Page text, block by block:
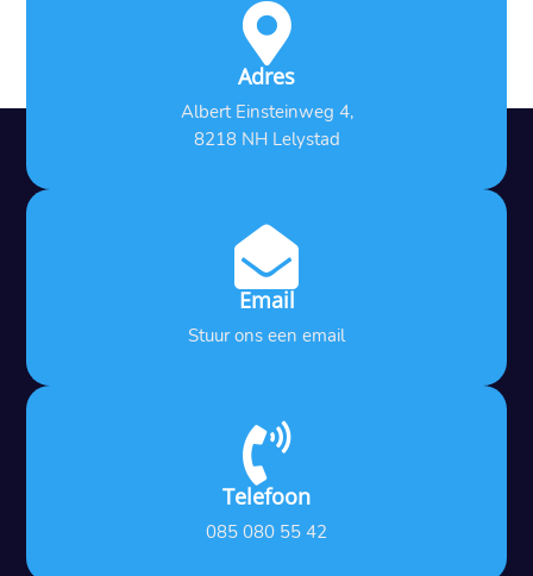

Adres
Albert Einsteinweg 4,
8218 NH Lelystad

Email
Stuur ons een email

Telefoon
085 080 55 42